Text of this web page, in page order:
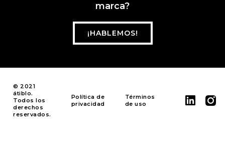
marca?
¡HABLEMOS!
© 2021
átiblo.
Todos los
derechos
reservados.
Política de
privacidad
Términos
de uso